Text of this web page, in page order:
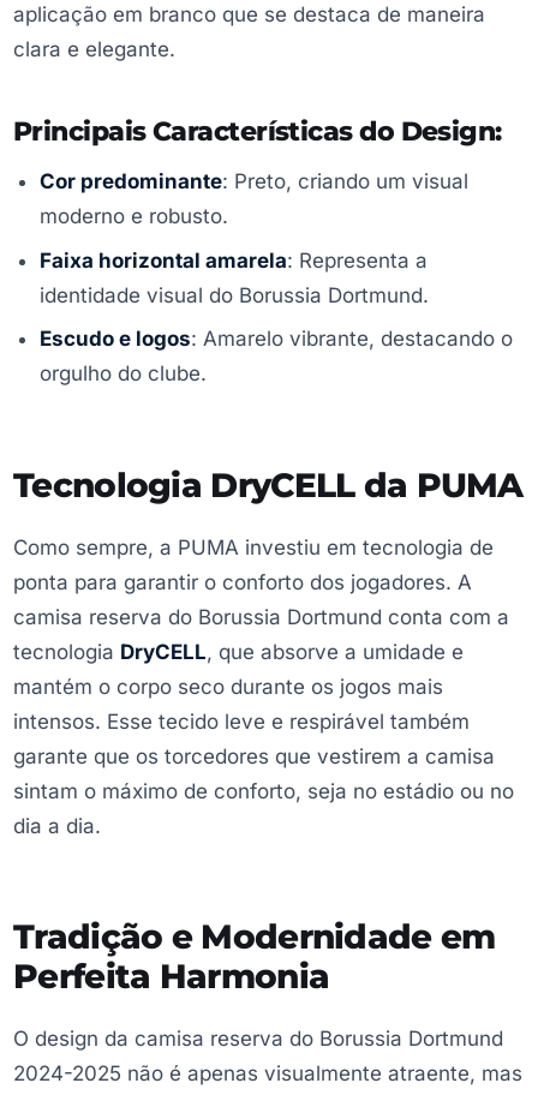
aplicação em branco que se destaca de maneira
clara e elegante.
Principais Características do Design:
Cor predominante: Preto, criando um visual
moderno e robusto.
Faixa horizontal amarela: Representa a
identidade visual do Borussia Dortmund.
Escudo e logos: Amarelo vibrante, destacando o
orgulho do clube.
Tecnologia DryCELL da PUMA
Como sempre, a PUMA investiu em tecnologia de
ponta para garantir o conforto dos jogadores. A
camisa reserva do Borussia Dortmund conta com a
tecnologia DryCELL, que absorve a umidade e
mantém o corpo seco durante os jogos mais
intensos. Esse tecido leve e respirável também
garante que os torcedores que vestirem a camisa
sintam o máximo de conforto, seja no estádio ou no
dia a dia.
Tradição e Modernidade em
Perfeita Harmonia
O design da camisa reserva do Borussia Dortmund
2024-2025 não é apenas visualmente atraente, mas